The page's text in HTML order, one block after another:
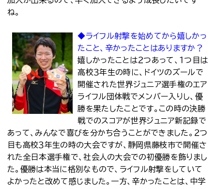
ね。
◆ライフル射撃を始めてから嬉しかっ
たこと、辛かったことはありますか？
嬉しかったことは２つあって、１つ目は
高校３年生の時に、ドイツのズールで
開催された世界ジュニア選手権のエア
ライフル団体戦でメンバー入りし、優
勝を果たしたことです。この時の決勝
戦でのスコアが世界ジュニア新記録で
あって、みんなで喜びを分かち合うことができました。２つ
目も高校３年生の時の大会ですが、静岡県藤枝市で開催さ
れた全日本選手権で、社会人の大会での初優勝を飾りまし
た。優勝は本当に格別なもので、ライフル射撃をしていて
よかったと改めて感じました。一方、辛かったことは、中学